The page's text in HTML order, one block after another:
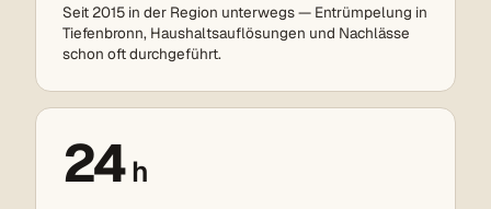
Seit 2015 in der Region unterwegs — Entrümpelung in
Tiefenbronn, Haushaltsauflösungen und Nachlässe
schon oft durchgeführt.
24h